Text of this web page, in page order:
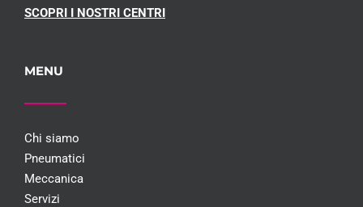
SCOPRI I NOSTRI CENTRI
MENU
Chi siamo
Pneumatici
Meccanica
Servizi